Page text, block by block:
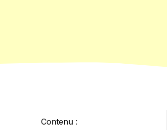
Contenu :